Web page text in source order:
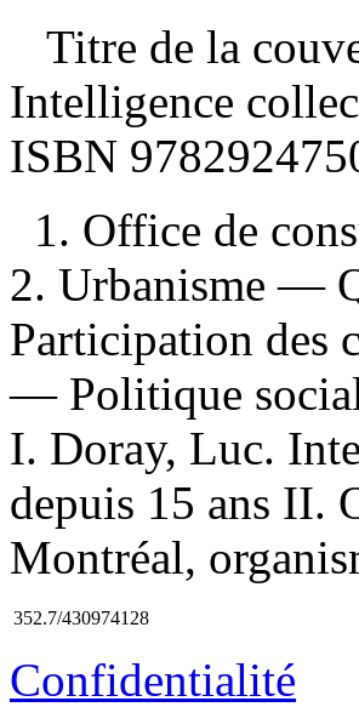
Titre de la
Intelligence
ISBN
1. Office de
2. Urbanisme —
Participation des
— Politique
I. Doray, Luc.
depuis 15 ans II.
Montréal,
352.7/430974128
Confidentialité